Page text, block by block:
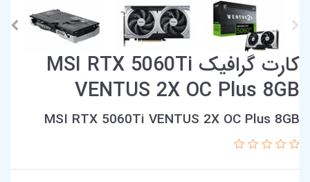
کارت گرافیک MSI RTX 5060Ti
VENTUS 2X OC Plus 8GB
MSI RTX 5060Ti VENTUS 2X OC Plus 8GB